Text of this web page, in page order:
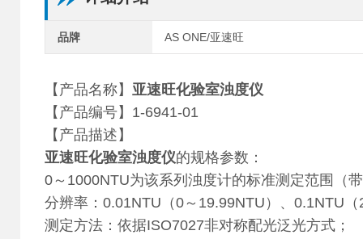
品牌 AS ONE/亚速旺
【产品名称】 亚速旺化验室浊度仪
【产品编号】1-6941-01
【产品描述】
亚速旺化验室浊度仪的规格参数：
0～1000NTU为该系列浊度计的标准测定范围（
分辨率：0.01NTU（0～19.99NTU）、0.1NTU
测定方法：依据ISO7027非对称配光泛光方式；